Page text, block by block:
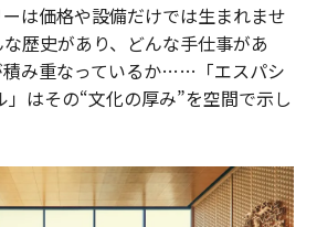
は価格や設備だけでは生まれませ
歴史があり、どんな手仕事があ
積み重なっているか……「エスパシ
」はその“文化の厚み”を空間で示し